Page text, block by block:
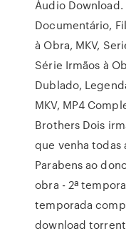
Áudio Download.
Documentário,
à Obra, MKV,
Série Irmãos à
Dublado,
MKV, MP4
Brothers Dois
que venha todas
Parabens ao
obra - 2ª
temporada
download